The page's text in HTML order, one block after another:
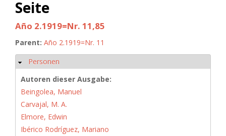
Seite
Año 2.1919=Nr. 11,85
Parent: Año 2.1919=Nr. 11
Hide
Personen
Autoren dieser Ausgabe:
Beingolea, Manuel
Carvajal, M. A.
Elmore, Edwin
Ibérico Rodríguez, Mariano